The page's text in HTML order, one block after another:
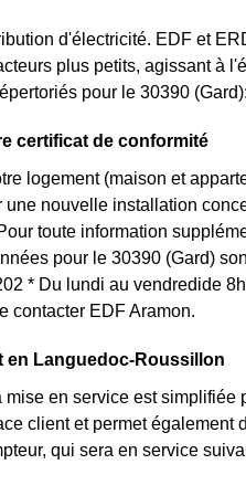
d'électricité. EDF et
plus petits, agissant à
pour le 30390
certificat de conformité
logement (maison et
nouvelle installation
toute information
pour le 30390 (Gard)
* Du lundi au vendredide
contacter EDF Aramon.
en Languedoc-Roussillon
en service est
client et permet également
qui sera en service